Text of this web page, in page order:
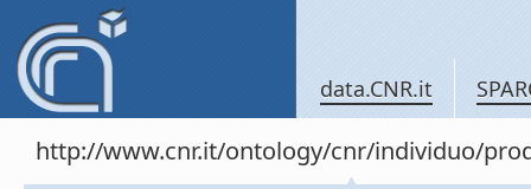
data.CNR.it
http://www.cnr.it/ontology/cnr/individuo/